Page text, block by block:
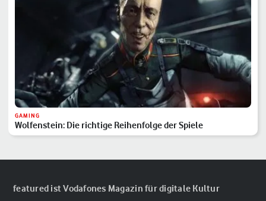
GAMING
Wolfenstein: Die richtige Reihenfolge der Spiele
featured ist Vodafones Magazin für digitale Kultur